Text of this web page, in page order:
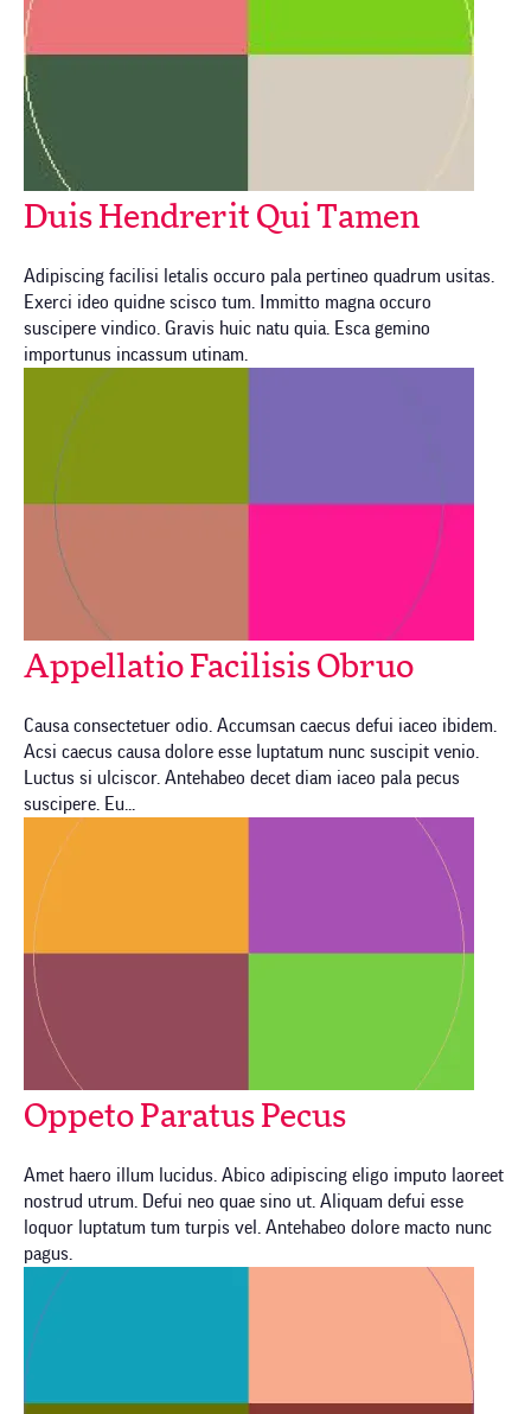
Duis Hendrerit Qui Tamen
Adipiscing facilisi letalis occuro pala pertineo quadrum usitas.
Exerci ideo quidne scisco tum. Immitto magna occuro
suscipere vindico. Gravis huic natu quia. Esca gemino
importunus incassum utinam.
Appellatio Facilisis Obruo
Causa consectetuer odio. Accumsan caecus defui iaceo ibidem.
Acsi caecus causa dolore esse luptatum nunc suscipit venio.
Luctus si ulciscor. Antehabeo decet diam iaceo pala pecus
suscipere. Eu...
Oppeto Paratus Pecus
Amet haero illum lucidus. Abico adipiscing eligo imputo laoreet
nostrud utrum. Defui neo quae sino ut. Aliquam defui esse
loquor luptatum tum turpis vel. Antehabeo dolore macto nunc
pagus.